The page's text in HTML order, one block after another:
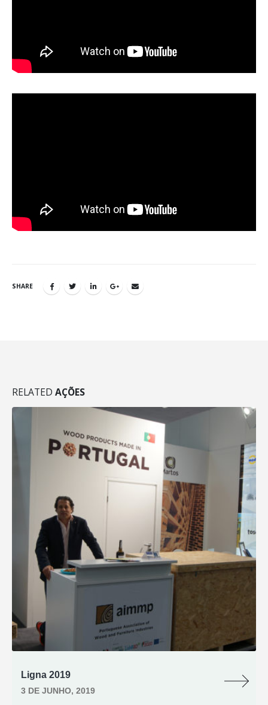
SHARE
RELATED AÇÕES
Ligna 2019
3 DE JUNHO, 2019